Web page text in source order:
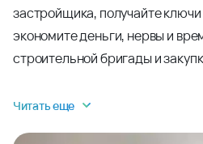
застройщика, получайте
экономите деньги, нервы и
строительной бригады и
Читать еще